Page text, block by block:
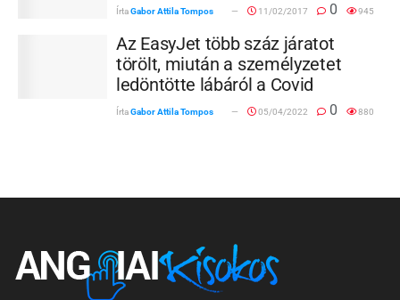
ÍrtaGabor Attila Tompos 11/02/2017 0 945
Az EasyJet több száz járatot
törölt, miután a személyzetet
ledöntötte lábáról a Covid
ÍrtaGabor Attila Tompos 05/04/2022 0 880